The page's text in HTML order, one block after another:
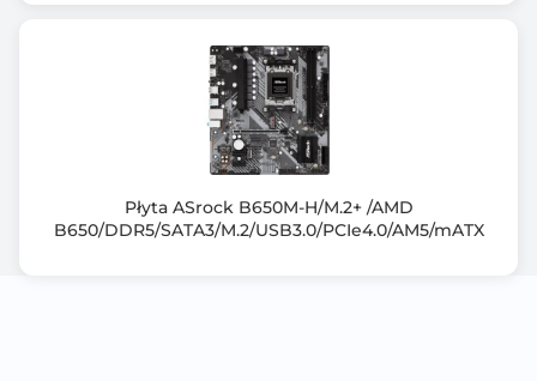
Złącza PCI Express x1
1x 2,5 Gigabit LAN 100/1000/2500 Mb/s (Intel®)
Uwagi do karty sieciowej
Znajdują sie w zakładce Opis produktu
Płyta ASrock B650M-H/M.2+ /AMD
B650/DDR5/SATA3/M.2/USB3.0/PCIe4.0/AM5/mATX